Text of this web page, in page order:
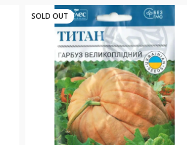
SOLD OUT